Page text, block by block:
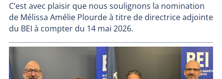
C’est avec plaisir que nous soulignons la nomination
de Mélissa Amélie Plourde à titre de directrice adjointe
du BEI à compter du 14 mai 2026.